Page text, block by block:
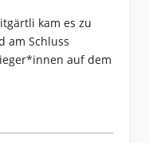
kam es zu
am Schluss
auf dem